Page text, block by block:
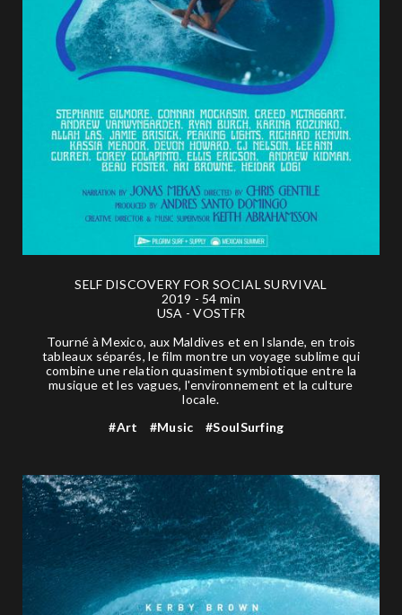
SELF DISCOVERY FOR SOCIAL SURVIVAL
2019 - 54 min
USA - VOSTFR
Tourné à Mexico, aux Maldives et en Islande, en trois
tableaux séparés, le film montre un voyage sublime qui
combine une relation quasiment symbiotique entre la
musique et les vagues, l'environnement et la culture
locale.
#Art
#Music #SoulSurfing